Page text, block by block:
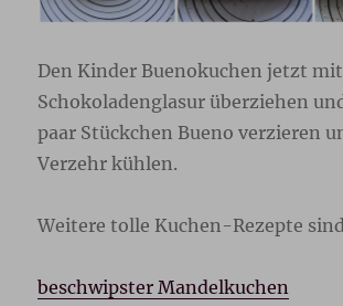
Den Kinder Buenokuchen jetzt mit
Schokoladenglasur überziehen
paar Stückchen Bueno verzieren
Verzehr kühlen.
Weitere tolle Kuchen-Rezepte
beschwipster Mandelkuchen